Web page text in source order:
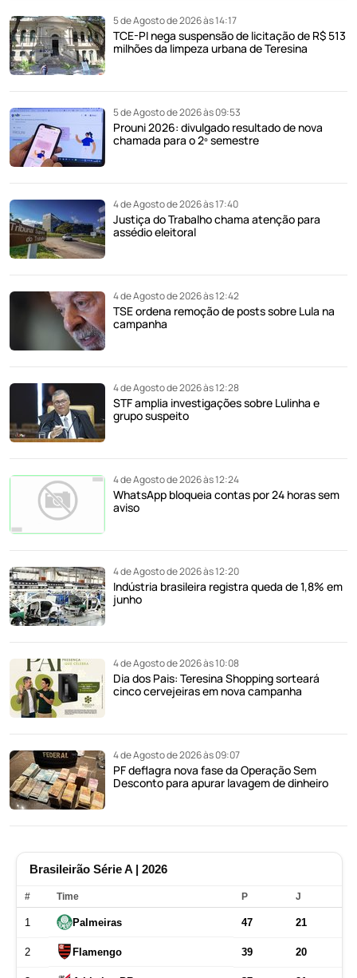
5 de Agosto de 2026 às 14:17
TCE-PI nega suspensão de licitação de R$ 513
milhões da limpeza urbana de Teresina
5 de Agosto de 2026 às 09:53
Prouni 2026: divulgado resultado de nova
chamada para o 2º semestre
4 de Agosto de 2026 às 17:40
Justiça do Trabalho chama atenção para
assédio eleitoral
4 de Agosto de 2026 às 12:42
TSE ordena remoção de posts sobre Lula na
campanha
4 de Agosto de 2026 às 12:28
STF amplia investigações sobre Lulinha e
grupo suspeito
4 de Agosto de 2026 às 12:24
WhatsApp bloqueia contas por 24 horas sem
aviso
4 de Agosto de 2026 às 12:20
Indústria brasileira registra queda de 1,8% em
junho
4 de Agosto de 2026 às 10:08
Dia dos Pais: Teresina Shopping sorteará
cinco cervejeiras em nova campanha
4 de Agosto de 2026 às 09:07
PF deflagra nova fase da Operação Sem
Desconto para apurar lavagem de dinheiro